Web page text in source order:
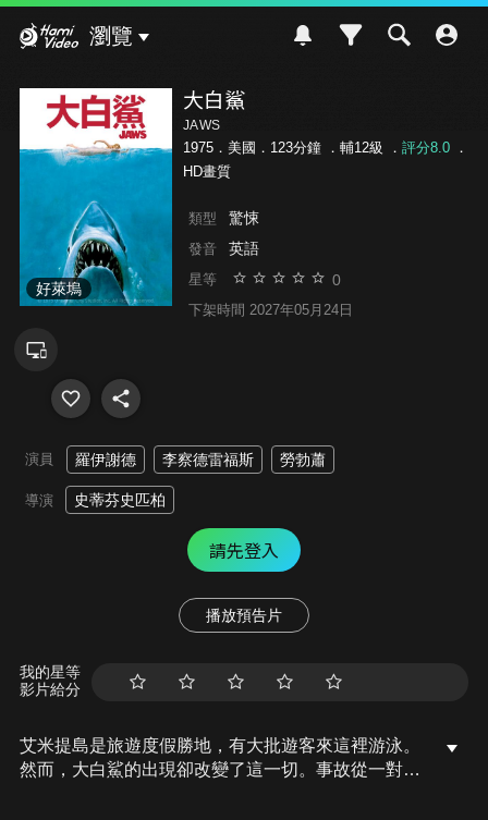
瀏覽
好萊塢
大白鯊
JAWS
1975．美國．123分鐘 ． 輔12級 ． 評分8.0．
HD畫質
類型 驚悚
發音 英語
星等 0
下架時間 2027年05月24日
演員 羅伊謝德 李察德雷福斯 勞勃蕭
導演 史蒂芬史匹柏
請先登入
播放預告片
我的星等
影片給分
艾米提島是旅遊度假勝地，有大批遊客來這裡游泳。
然而，大白鯊的出現卻改變了這一切。事故從一對情